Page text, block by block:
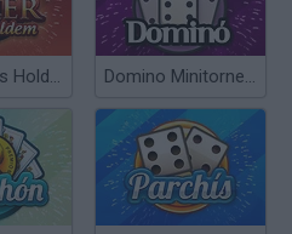
Poker Texas Hold’em Domino Minitorneos